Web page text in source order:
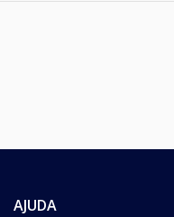
AJUDA